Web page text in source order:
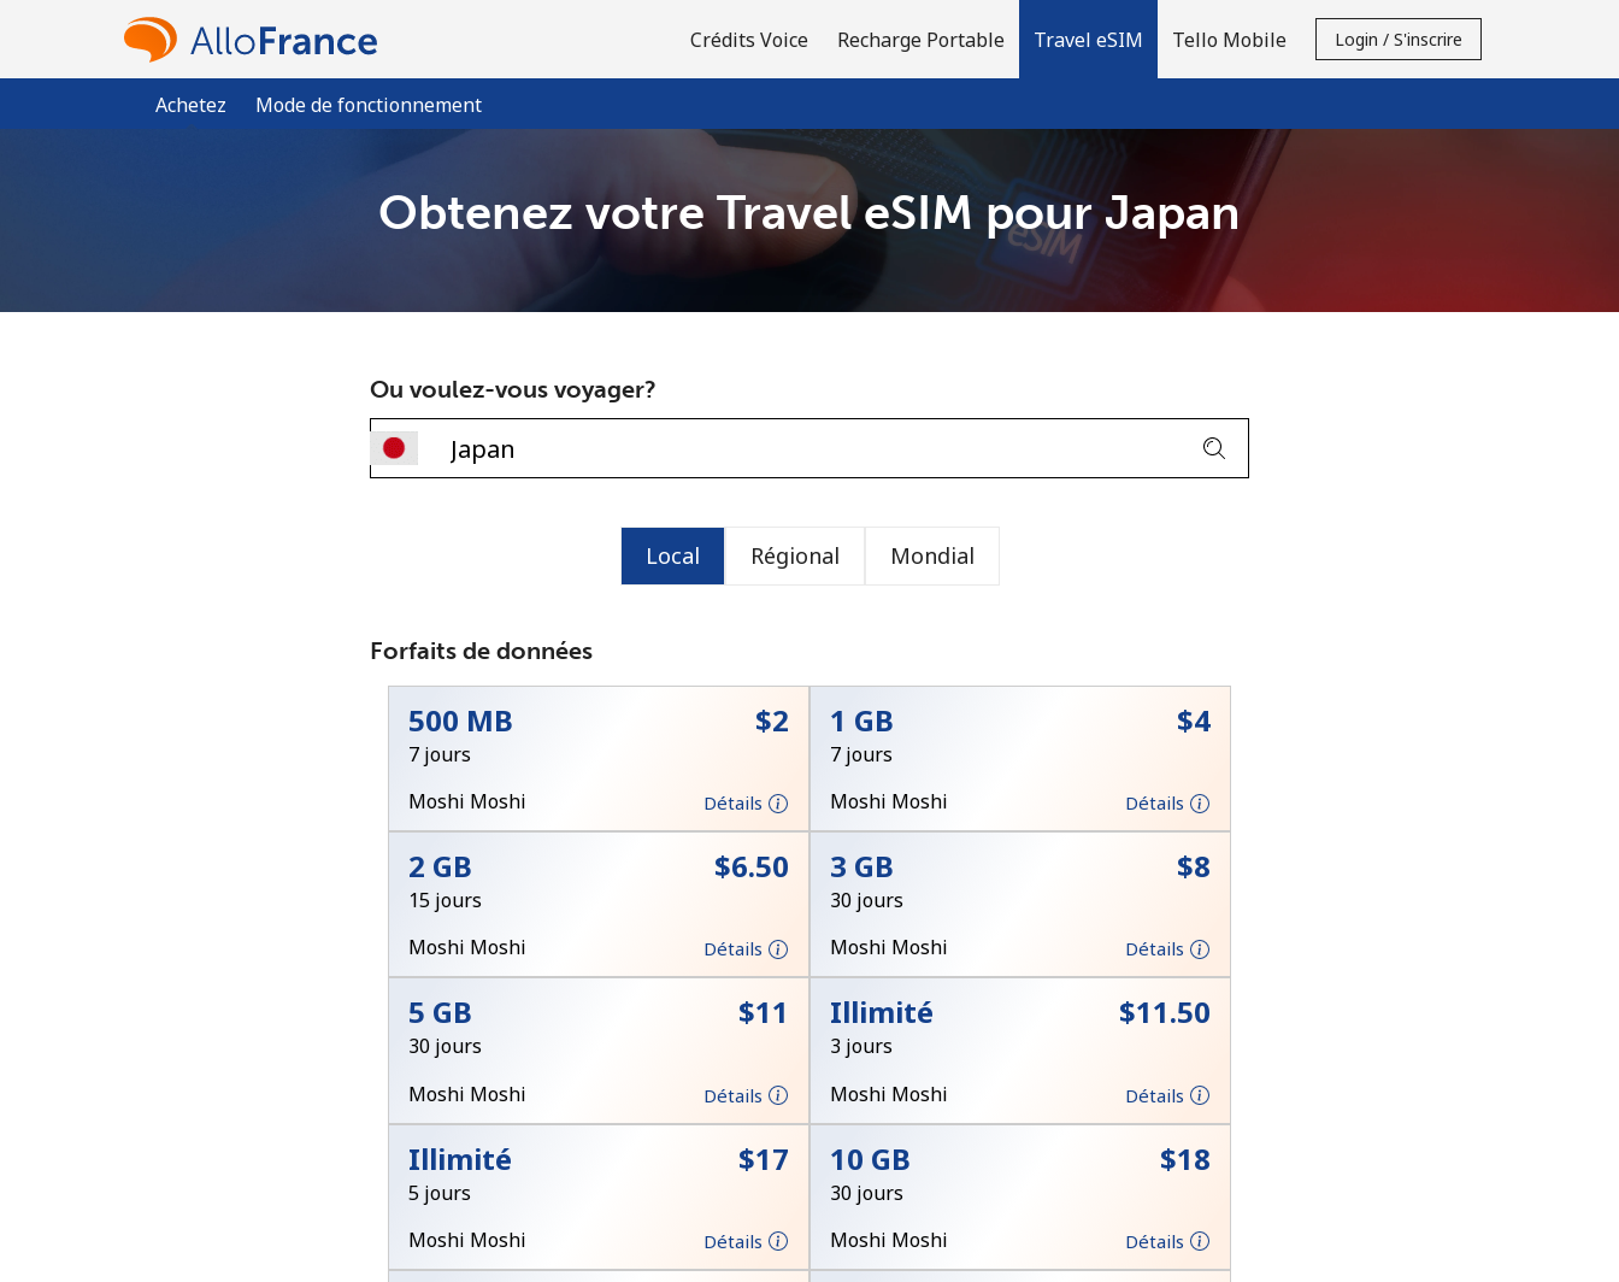
Crédits Voice Recharge Portable Travel eSIM
Achetez Mode de fonctionnement
Tello Mobile Login / S'inscrire
Bienvenue!
Connectez-vous →
ou
Aucun mot de passe créé
8 caractères minimum
Une lettre majuscule et une lettre minuscule
Obtenez votre Travel eSIM pour Japan
Ou voulez-vous voyager?
Local Régional Mondial
Forfaits de données
500 MB ⁦$2⁩
7 jours
Moshi Moshi
Détails
1 GB ⁦$4⁩
7 jours
Moshi Moshi
Détails
2 GB ⁦$6.50⁩
15 jours
Moshi Moshi
Détails
3 GB ⁦$8⁩
30 jours
Moshi Moshi
Détails
5 GB ⁦$11⁩
30 jours
Moshi Moshi
Détails
Illimité ⁦$11.50⁩
3 jours
Moshi Moshi
Détails
Illimité ⁦$17⁩
5 jours
Moshi Moshi
Détails
10 GB ⁦$18⁩
30 jours
Moshi Moshi
Détails